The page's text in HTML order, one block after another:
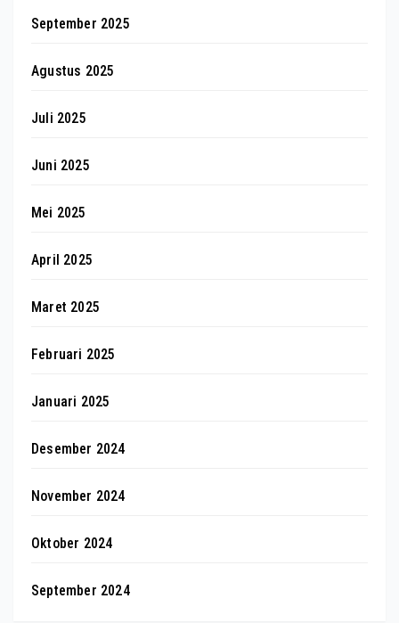
September 2025
Agustus 2025
Juli 2025
Juni 2025
Mei 2025
April 2025
Maret 2025
Februari 2025
Januari 2025
Desember 2024
November 2024
Oktober 2024
September 2024